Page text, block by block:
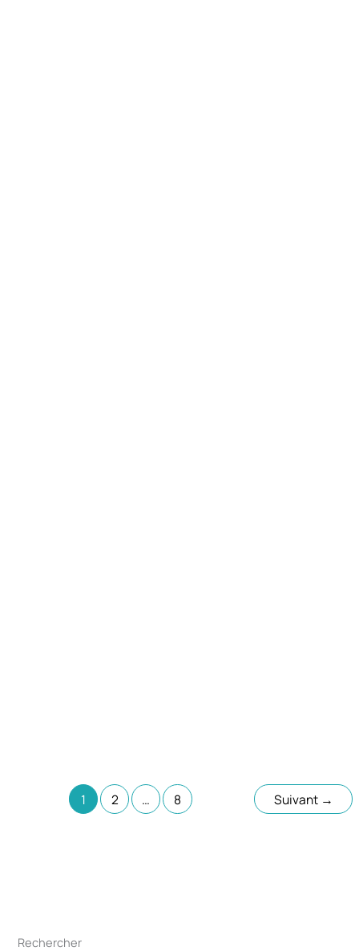
bien passé, on
1 2 … 8 Suivant →
Rechercher